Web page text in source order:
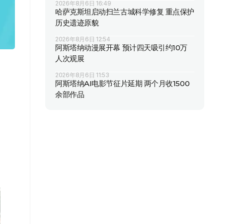
2026年8月6日 16:49
哈萨克斯坦启动扫兰古城科学修复 重点保护
历史遗迹原貌
2026年8月6日 12:54
阿斯塔纳动漫展开幕 预计四天吸引约10万
人次观展
2026年8月6日 11:53
阿斯塔纳AI电影节征片延期 两个月收1500
余部作品